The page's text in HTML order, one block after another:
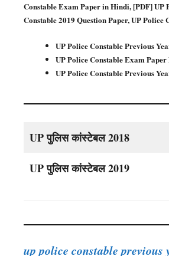
Constable Exam Paper in Hindi, [PDF] UP
Constable 2019 Question Paper, UP Police
UP Police Constable Previous
UP Police Constable Exam
UP Police Constable Previous
UP पुलिस कांस्टेबल 2018
UP पुलिस कांस्टेबल 2019
up police constable previous